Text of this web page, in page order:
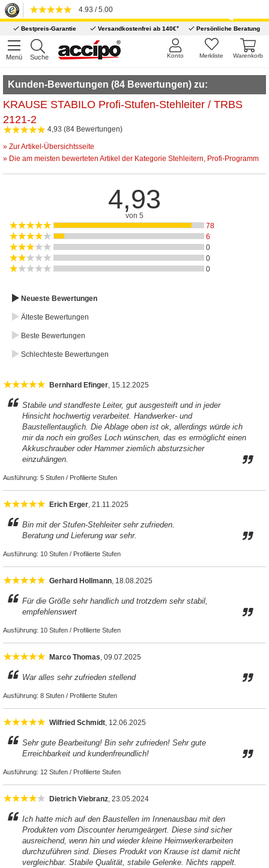
4.93 / 5.00
Bestpreis-Garantie Versandkostenfrei ab 140€* Persönliche Beratung
Menü Suche Warenkorb
Merkliste
Konto
Kunden-Bewertungen (84 Bewertungen) zu:
KRAUSE STABILO Profi-Stufen-Stehleiter / TRBS
2121-2
4,93 (84 Bewertungen)
» Zur Artikel-Übersichtsseite
» Die am meisten bewerteten Artikel der Kategorie Stehleitern, Profi-Programm
4,93
von 5
78
6
0
0
0
Neueste Bewertungen
Älteste Bewertungen
Beste Bewertungen
Schlechteste Bewertungen
Bernhard Efinger, 15.12.2025
Stabile und standfeste Leiter, gut ausgesteift und in jeder
Hinsicht hochwertig verarbeitet. Handwerker- und
Baustellentauglich. Die Ablage oben ist ok, allerdings würde ich
mir da noch ein großes Loch wünschen, das es ermöglicht einen
Akkuschrauber oder Hammer ziemlich absturzsicher
einzuhängen.
Ausführung: 5 Stufen / Profilierte Stufen
Erich Erger, 21.11.2025
Bin mit der Stufen-Stehleiter sehr zufrieden.
Beratung und Lieferung war sehr.
Ausführung: 10 Stufen / Profilierte Stufen
Gerhard Hollmann, 18.08.2025
Für die Größe sehr handlich und trotzdem sehr stabil,
empfehlenswert
Ausführung: 10 Stufen / Profilierte Stufen
Marco Thomas, 09.07.2025
War alles sehr zufrieden stellend
Ausführung: 8 Stufen / Profilierte Stufen
Wilfried Schmidt, 12.06.2025
Sehr gute Bearbeitung! Bin sehr zufrieden! Sehr gute
Erreichbarkeit und kundenfreundlich!
Ausführung: 12 Stufen / Profilierte Stufen
Dietrich Viebranz, 23.05.2024
Ich hatte mich auf den Baustellen im Innenausbau mit den
Produkten vom Discounter herumgeärgert. Diese sind sicher
ausreichend, wenn hin und wieder kleine Heimwerkerarbeiten
durchzuführen sind. Dieses Produkt von Krause ist damit nicht
vergleichbar. Stabile Qualität, stabile Gelenke. Nichts rappelt.